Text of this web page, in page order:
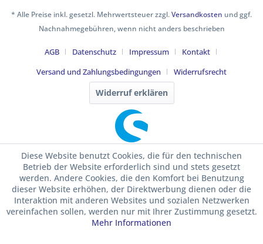
* Alle Preise inkl. gesetzl. Mehrwertsteuer zzgl.Versandkosten und ggf.
Nachnahmegebühren, wenn nicht anders beschrieben
AGB Datenschutz Impressum
Kontakt
Versand und Zahlungsbedingungen
Widerrufsrecht
Widerruf erklären
Diese Website benutzt Cookies, die für den technischen
Betrieb der Website erforderlich sind und stets gesetzt
werden. Andere Cookies, die den Komfort bei Benutzung
dieser Website erhöhen, der Direktwerbung dienen oder die
Interaktion mit anderen Websites und sozialen Netzwerken
vereinfachen sollen, werden nur mit Ihrer Zustimmung gesetzt.
Mehr Informationen